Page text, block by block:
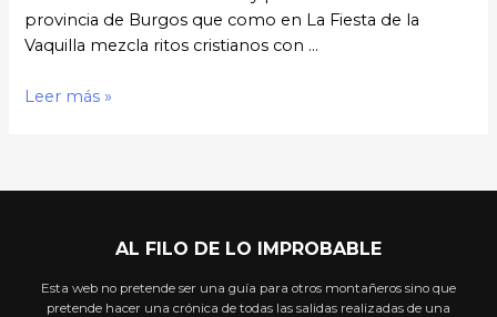
provincia de Burgos que como en La Fiesta de la
Vaquilla mezcla ritos cristianos con …
Mascaradas:
de
Leer más »
AL FILO DE LO IMPROBABLE
Esta web no pretende ser una guía para otros montañeros sino que
pretende hacer una crónica de todas las salidas realizadas de una